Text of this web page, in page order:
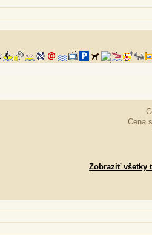
Cena
Zobraziť všetky